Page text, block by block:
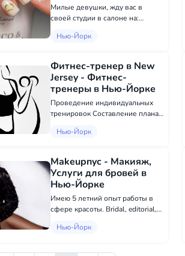
Педикюр в Нью-Йорке
Милые девушки, жду вас в
своей студии в салоне на:
🔸Наращивание гелем 90$
Опыт 7 лет. Носка моей работы
+4 недели 💅🏼 Выполняю
работу БЫСТРО, КА...
Нью-Йорк
Фитнес-тренер в New
Jersey - Фитнес-
тренеры в Нью-Йорке
Проведение индивидуальных
тренировок Составление плана
Поддержка и ведение клиента.
Нью-Йорк
Makeupnyc - Макияж,
Услуги для бровей в
Нью-Йорке
Имею 5 летний опыт работы в
сфере красоты. Bridal, editorial,
ваш вкус.
Нью-Йорк